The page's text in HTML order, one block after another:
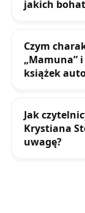
jakich
Czym
„Mamuna”
książek
Jak
Krystiana
uwagę?